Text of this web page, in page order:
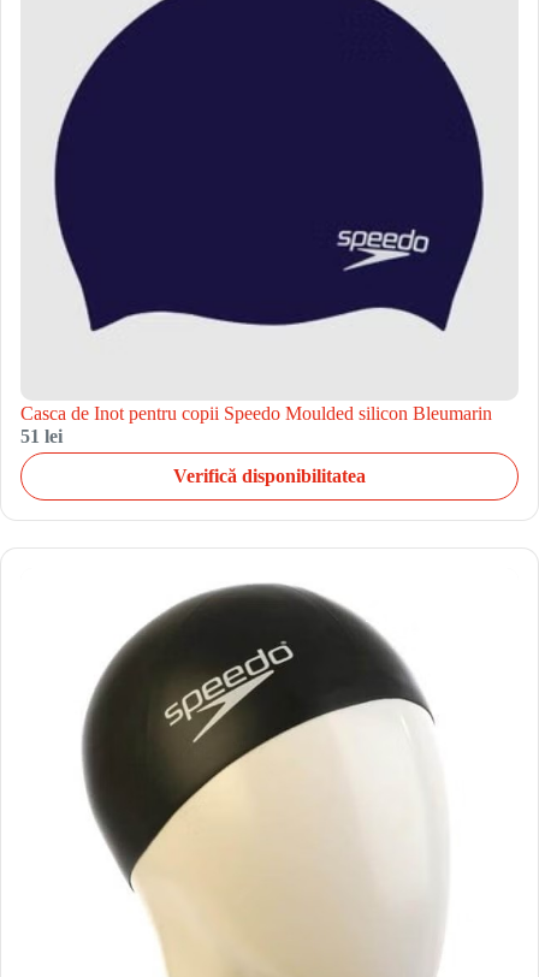
Casca de Inot pentru copii Speedo Moulded silicon Bleumarin
51 lei
Verifică disponibilitatea